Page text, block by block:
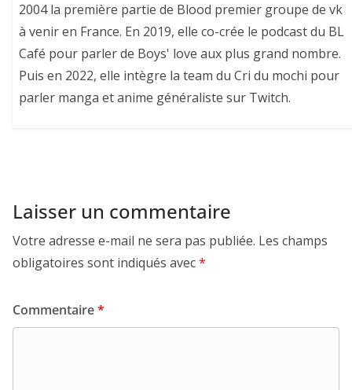
2004 la première partie de Blood premier groupe de vk
à venir en France. En 2019, elle co-crée le podcast du BL
Café pour parler de Boys' love aux plus grand nombre.
Puis en 2022, elle intègre la team du Cri du mochi pour
parler manga et anime généraliste sur Twitch.
Laisser un commentaire
Votre adresse e-mail ne sera pas publiée. Les champs
obligatoires sont indiqués avec*
Commentaire*